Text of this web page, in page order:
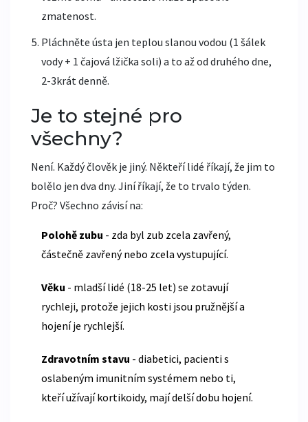
zmatenost.
Pláchněte ústa jen teplou slanou vodou (1 šálek
vody + 1 čajová lžička soli) a to až od druhého dne,
2-3krát denně.
Je to stejné pro
všechny?
Není. Každý člověk je jiný. Někteří lidé říkají, že jim to
bolělo jen dva dny. Jiní říkají, že to trvalo týden.
Proč? Všechno závisí na:
Polohě zubu - zda byl zub zcela zavřený,
částečně zavřený nebo zcela vystupující.
Věku - mladší lidé (18-25 let) se zotavují
rychleji, protože jejich kosti jsou pružnější a
hojení je rychlejší.
Zdravotním stavu - diabetici, pacienti s
oslabeným imunitním systémem nebo ti,
kteří užívají kortikoidy, mají delší dobu hojení.